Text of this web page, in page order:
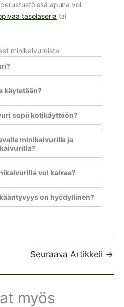
apuna voi
tasolaseria tai
minikaivureista
käytetään?
sopii kotikäyttöön?
minikaivurilla ja
voi kaivaa?
on hyödyllinen?
Seuraava Artikkeli →
myös